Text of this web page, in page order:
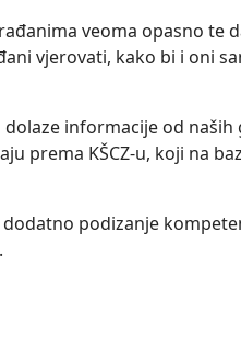
veoma opasno te
vjerovati, kako bi i oni
informacije od
prema KŠCZ-u, koji na
podizanje